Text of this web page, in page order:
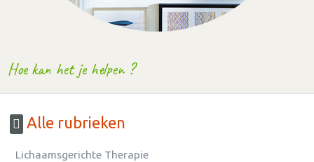
Hoe kan het je helpen ?
Alle rubrieken
Lichaamsgerichte Therapie